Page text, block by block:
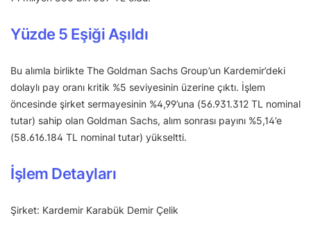
Yüzde 5 Eşiği Aşıldı
Bu alımla birlikte The Goldman Sachs Group’un Kardemir’deki
dolaylı pay oranı kritik %5 seviyesinin üzerine çıktı. İşlem
öncesinde şirket sermayesinin %4,99’una (56.931.312 TL nominal
tutar) sahip olan Goldman Sachs, alım sonrası payını %5,14’e
(58.616.184 TL nominal tutar) yükseltti.
İşlem Detayları
Şirket: Kardemir Karabük Demir Çelik